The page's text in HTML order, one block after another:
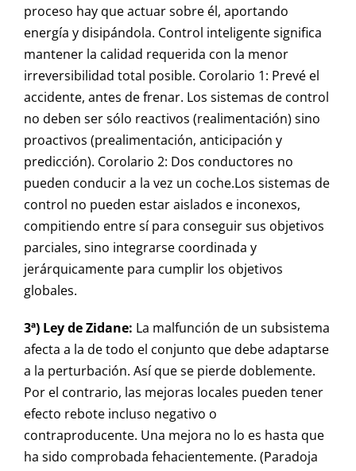
proceso hay que actuar sobre él, aportando
energía y disipándola. Control inteligente significa
mantener la calidad requerida con la menor
irreversibilidad total posible. Corolario 1: Prevé el
accidente, antes de frenar. Los sistemas de control
no deben ser sólo reactivos (realimentación) sino
proactivos (prealimentación, anticipación y
predicción). Corolario 2: Dos conductores no
pueden conducir a la vez un coche.Los sistemas de
control no pueden estar aislados e inconexos,
compitiendo entre sí para conseguir sus objetivos
parciales, sino integrarse coordinada y
jerárquicamente para cumplir los objetivos
globales.
3ª) Ley de Zidane: La malfunción de un subsistema
afecta a la de todo el conjunto que debe adaptarse
a la perturbación. Así que se pierde doblemente.
Por el contrario, las mejoras locales pueden tener
efecto rebote incluso negativo o
contraproducente. Una mejora no lo es hasta que
ha sido comprobada fehacientemente. (Paradoja